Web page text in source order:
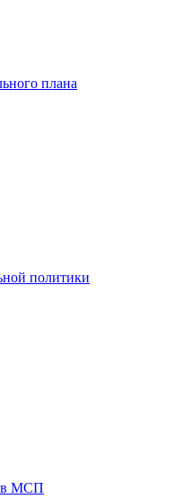
плана
политики
МСП